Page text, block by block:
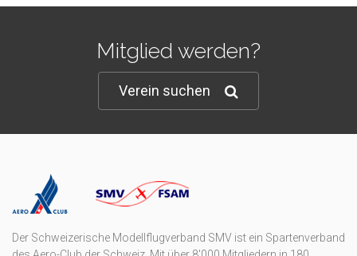
Mitglied werden?
Verein suchen
Der Schweizerische Modellflugverband SMV ist ein Spartenverband